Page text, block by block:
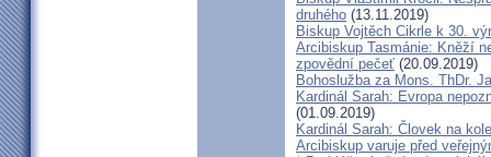
druhého (13.11.2019)
Biskup Vojtěch Cikrle k 30.
Arcibiskup Tasmánie: Kněží
zpovědní pečeť (20.09.2019)
Bohoslužba za Mons. ThDr.
Kardinál Sarah: Evropa
(01.09.2019)
Kardinál Sarah: Človek na
Arcibiskup varuje před